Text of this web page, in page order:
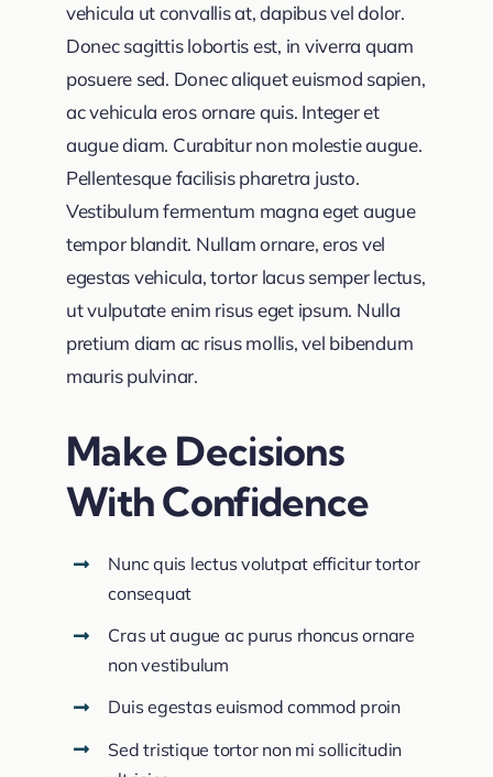
vehicula ut convallis at, dapibus vel dolor.
Donec sagittis lobortis est, in viverra quam
posuere sed. Donec aliquet euismod sapien,
ac vehicula eros ornare quis. Integer et
augue diam. Curabitur non molestie augue.
Pellentesque facilisis pharetra justo.
Vestibulum fermentum magna eget augue
tempor blandit. Nullam ornare, eros vel
egestas vehicula, tortor lacus semper lectus,
ut vulputate enim risus eget ipsum. Nulla
pretium diam ac risus mollis, vel bibendum
mauris pulvinar.
Make Decisions
With Confidence
Nunc quis lectus volutpat efficitur tortor
consequat
Cras ut augue ac purus rhoncus ornare
non vestibulum
Duis egestas euismod commod proin
Sed tristique tortor non mi sollicitudin